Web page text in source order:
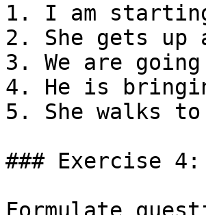
1. I am
2. She gets
3. We are
4. He is
5. She walks
### Exercise 4: